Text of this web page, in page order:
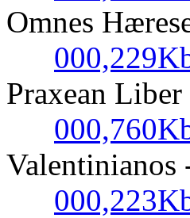
Omnes
Praxean
Valentinianos